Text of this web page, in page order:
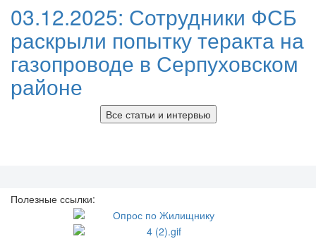
03.12.2025: Сотрудники ФСБ
раскрыли попытку теракта на
газопроводе в Серпуховском
районе
Все статьи и интервью
Полезные ссылки: